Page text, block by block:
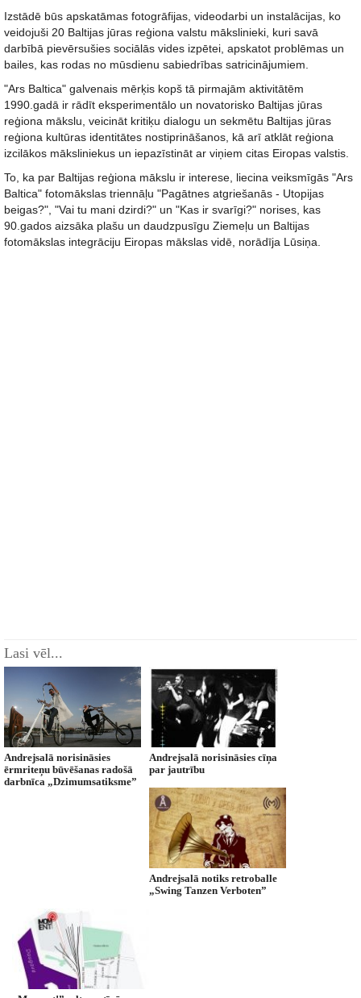
Izstādē būs apskatāmas fotogrāfijas, videodarbi un instalācijas, ko
veidojuši 20 Baltijas jūras reģiona valstu mākslinieki, kuri savā
darbībā pievērsušies sociālās vides izpētei, apskatot problēmas un
bailes, kas rodas no mūsdienu sabiedrības satricinājumiem.
"Ars Baltica" galvenais mērķis kopš tā pirmajām aktivitātēm
1990.gadā ir rādīt eksperimentālo un novatorisko Baltijas jūras
reģiona mākslu, veicināt kritiķu dialogu un sekmētu Baltijas jūras
reģiona kultūras identitātes nostiprināšanos, kā arī atklāt reģiona
izcilākos māksliniekus un iepazīstināt ar viņiem citas Eiropas valstis.
To, ka par Baltijas reģiona mākslu ir interese, liecina veiksmīgās "Ars
Baltica" fotomākslas triennāļu "Pagātnes atgriešanās - Utopijas
beigas?", "Vai tu mani dzirdi?" un "Kas ir svarīgi?" norises, kas
90.gados aizsāka plašu un daudzpusīgu Ziemeļu un Baltijas
fotomākslas integrāciju Eiropas mākslas vidē, norādīja Lūsiņa.
Lasi vēl...
Andrejsalā norisināsies
ērmriteņu būvēšanas radošā
darbnīca „Dzimumsatiksme”
Andrejsalā norisināsies cīņa
par jautrību
Andrejsalā notiks retroballe
„Swing Tanzen Verboten”